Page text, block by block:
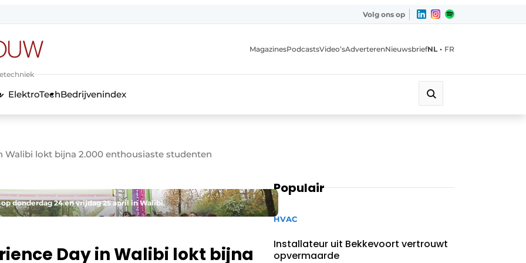
Volg ons op
MagazinesPodcastsVideo’sAdverterenNieuwsbriefNL • FR
ElektroTechBedrijvenindex
Walibi lokt bijna 2.000 enthousiaste studenten
donderdag 24 en vrijdag 25 april in Walibi.
Day in Walibi lokt bijna
Populair
HVAC
Installateur uit Bekkevoort vertrouwt
opvermaarde